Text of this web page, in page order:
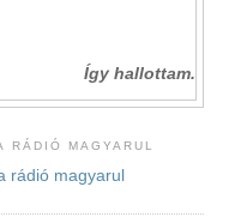
Így hallottam.
RÁDIÓ MAGYARUL